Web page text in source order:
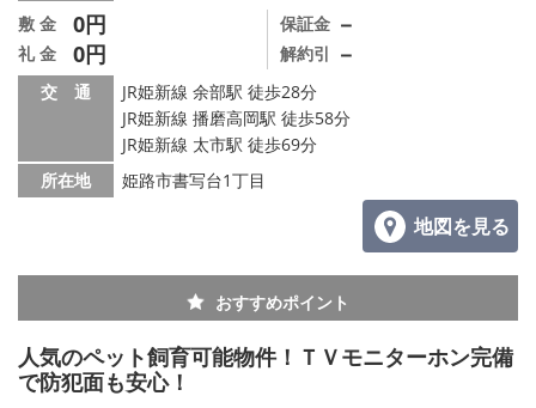
敷 金 0円
礼 金 0円
保証金 －
解約引 －
交 通
JR姫新線 余部駅 徒歩28分
JR姫新線 播磨高岡駅 徒歩58分
JR姫新線 太市駅 徒歩69分
所在地
姫路市書写台1丁目
地図を見る
おすすめポイント
人気のペット飼育可能物件！ＴＶモニターホン完備
で防犯面も安心！